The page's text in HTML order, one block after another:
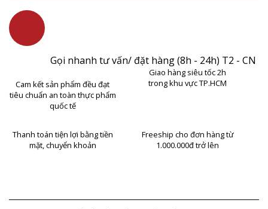
Gọi nhanh tư vấn/ đặt hàng (8h - 24h) T2 - CN
Cam kết sản phẩm đều đạt
tiêu chuẩn an toàn thực phẩm
quốc tế
Giao hàng siêu tốc 2h
trong khu vực TP.HCM
Thanh toán tiện lợi bằng tiền
mặt, chuyển khoản
Freeship cho đơn hàng từ
1.000.000đ trở lên